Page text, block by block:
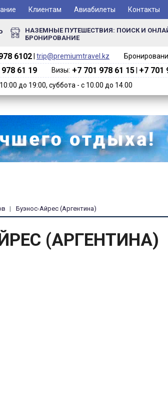
Клиентам Авиабилеты Контакты
НАЗЕМНЫЕ ПУТЕШЕСТВИЯ: ПОИСК И
БРОНИРОВАНИЕ
6102‬ trip@premiumtravel.kz
61 19 Визы: +7 701 978 61 15 +7 701
до 19:00, суббота - с 10.00 до 14.00
Буэнос-Айрес (Аргентина)
(АРГЕНТИНА)